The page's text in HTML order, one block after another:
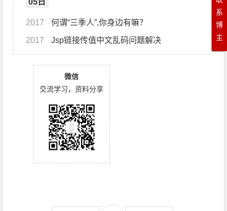
05日
2017 何谓“三季人”,你身边有嘛？
2017 Jsp链接传值中文乱码问题解决
微信
交流学习，资料分享
系
博
主